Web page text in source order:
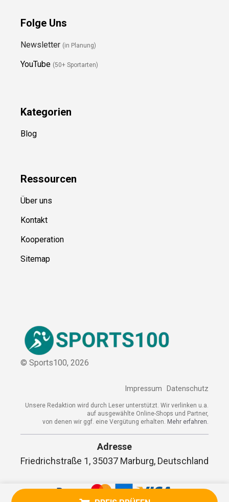
Folge Uns
Newsletter (in Planung)
YouTube (50+ Sportarten)
Kategorien
Blog
Ressourcen
Über uns
Kontakt
Kooperation
Sitemap
© Sports100, 2026
Impressum Datenschutz
Unsere Redaktion wird durch Leser unterstützt. Wir verlinken u.a.
auf ausgewählte Online-Shops und Partner,
von denen wir ggf. eine Vergütung erhalten. Mehr erfahren.
Adresse
Friedrichstraße 1, 35037 Marburg, Deutschland